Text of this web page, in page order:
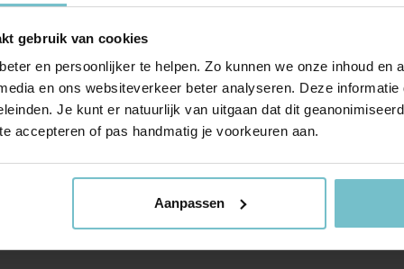
gebruik van cookies
en persoonlijker te helpen. Zo kunnen we onze inhoud en
en ons websiteverkeer beter analyseren. Deze
Je kunt er natuurlijk van uitgaan dat dit
accepteren of pas handmatig je voorkeuren aan.
Aanpassen
de voorzijde, aan de zijkant en aan
aan het gebruiksgemak en de
Energielabel
Volle eigendom
Parkeergelegenheid
Parkeerplaatsen